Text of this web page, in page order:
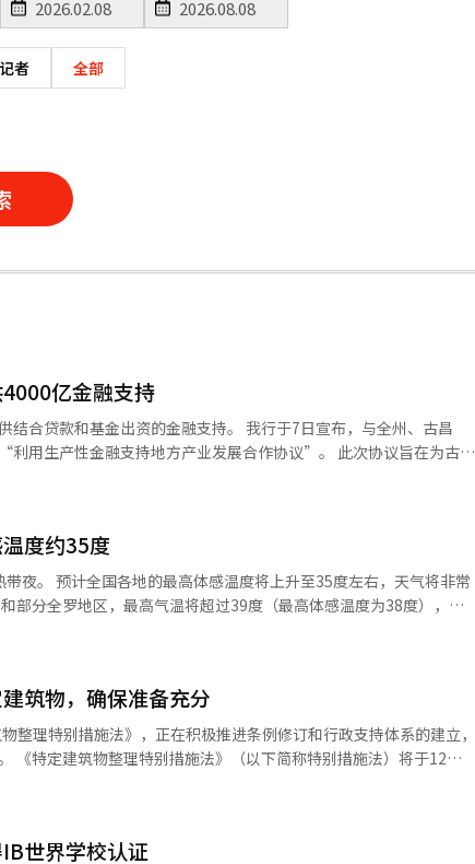
记者 全部
亿金融支持
的金融支持。 我行于7日宣布，与全州、古昌
金融支持地方产业发展合作协议”。 此次协议旨在为古昌
促进全州地区可再生能源产业和地方经济的发展。 古昌海上风
资金负担。 从开发初期的许可阶段到商业性评
行将提供金融咨询和资金支持。我们希望将其打造成不仅仅是简单贷
力创造出促
本报道经人工智能（AI）系统翻译与编辑。
度约35度
天气将非常
36度，天气晴朗。江原道的春川24至37度，江陵23至31度，天气
（25至37度）、世宗（25至37度）天气晴朗。全罗地区的全州（26
区的大邱26至36度，釜山（26至33度）、蔚山（25至33度）、昌原
能（AI）系统翻译与编辑。
筑物，确保准备充分
整理特别措施法》，正在积极推进条例修订和行政支持体系的建立，
㎡以下扩世界学校认证